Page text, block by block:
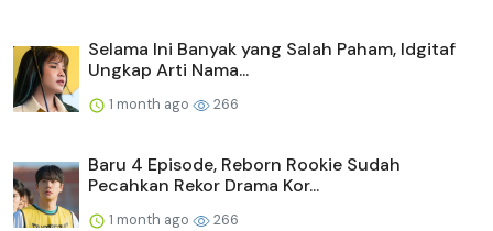
Selama Ini Banyak yang Salah Paham, Idgitaf
Ungkap Arti Nama...
1 month ago 266
Baru 4 Episode, Reborn Rookie Sudah
Pecahkan Rekor Drama Kor...
1 month ago 266